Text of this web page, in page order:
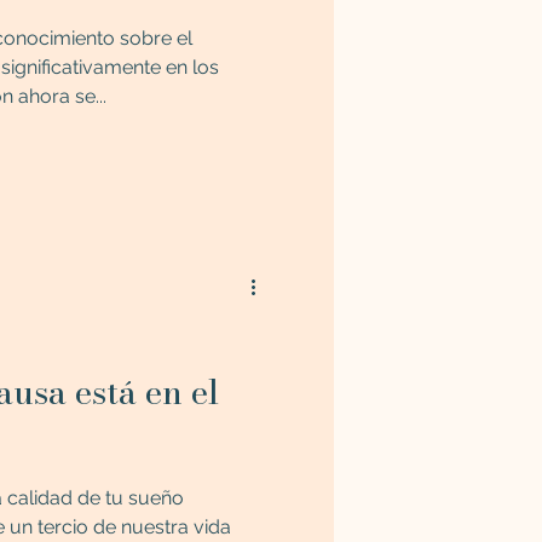
sobre el
en los
ahora se...
está en el
calidad de tu sueño
tercio de nuestra vida